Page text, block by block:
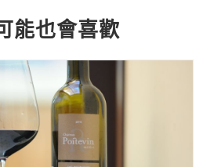
能也會喜歡